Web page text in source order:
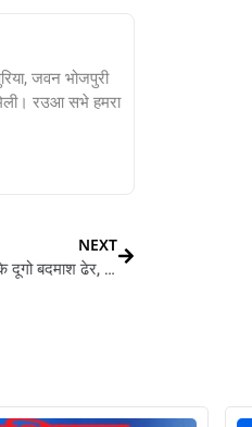
जवन भोजपुरी
रउआ सभे हमरा
NEXT
UP News : मथुरा में पुलिस एनकाउंटर में बावरिया गिरोह के दूगो बदमाश ढेर, 30 लाख के डकैती में रहलें सs सामिल